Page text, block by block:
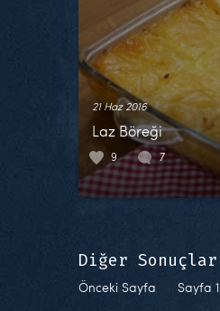
21 Haz 2016
Laz Böreği
9 7
Diğer Sonuçlar
Önceki Sayfa Sayfa 1